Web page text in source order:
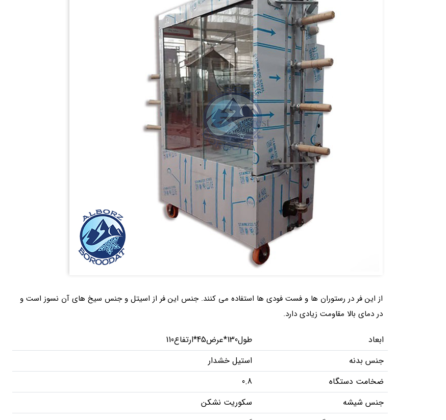
از این فر در رستوران ها و فست فودی ها استفاده می کنند. جنس این فر از اسیتل و جنس سیخ های آن نسوز است و
در دمای بالا مقاومت زیادی دارد.
ابعاد
طول130*عرض45*ارتفاع110
جنس بدنه
استیل خشدار
ضخامت دستگاه
0.8
جنس شیشه
سکوریت نشکن